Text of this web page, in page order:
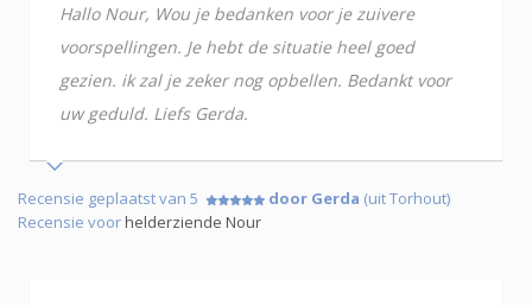
Hallo Nour, Wou je bedanken voor je zuivere
voorspellingen. Je hebt de situatie heel goed
gezien. ik zal je zeker nog opbellen. Bedankt voor
uw geduld. Liefs Gerda.
Recensie geplaatst van 5 door Gerda (uit Torhout)
Recensie voorhelderziende Nour